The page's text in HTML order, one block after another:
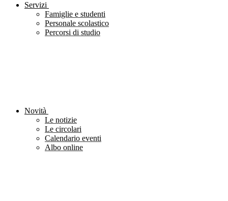
Servizi
Famiglie e studenti
Personale scolastico
Percorsi di studio
Novità
Le notizie
Le circolari
Calendario eventi
Albo online